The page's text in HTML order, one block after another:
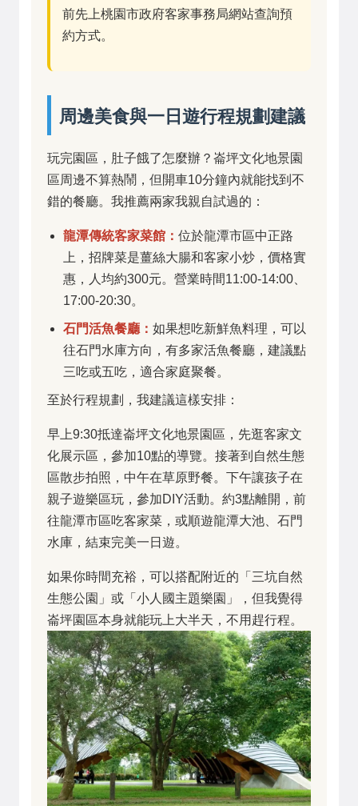
前先上桃園市政府客家事務局網站查詢預
約方式。
周邊美食與一日遊行程規劃建議
玩完園區，肚子餓了怎麼辦？崙坪文化地景園
區周邊不算熱鬧，但開車10分鐘內就能找到不
錯的餐廳。我推薦兩家我親自試過的：
龍潭傳統客家菜館： 位於龍潭市區中正路
上，招牌菜是薑絲大腸和客家小炒，價格實
惠，人均約300元。營業時間11:00-14:00、
17:00-20:30。
石門活魚餐廳： 如果想吃新鮮魚料理，可以
往石門水庫方向，有多家活魚餐廳，建議點
三吃或五吃，適合家庭聚餐。
至於行程規劃，我建議這樣安排：
早上9:30抵達崙坪文化地景園區，先逛客家文
化展示區，參加10點的導覽。接著到自然生態
區散步拍照，中午在草原野餐。下午讓孩子在
親子遊樂區玩，參加DIY活動。約3點離開，前
往龍潭市區吃客家菜，或順遊龍潭大池、石門
水庫，結束完美一日遊。
如果你時間充裕，可以搭配附近的「三坑自然
生態公園」或「小人國主題樂園」，但我覺得
崙坪園區本身就能玩上大半天，不用趕行程。